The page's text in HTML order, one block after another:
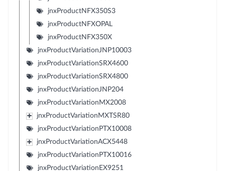
jnxProductNFX350S3
jnxProductNFXOPAL
jnxProductNFX350X
jnxProductVariationJNP10003
jnxProductVariationSRX4600
jnxProductVariationSRX4800
jnxProductVariationJNP204
jnxProductVariationMX2008
jnxProductVariationMXTSR80
jnxProductVariationPTX10008
jnxProductVariationACX5448
jnxProductVariationPTX10016
jnxProductVariationEX9251